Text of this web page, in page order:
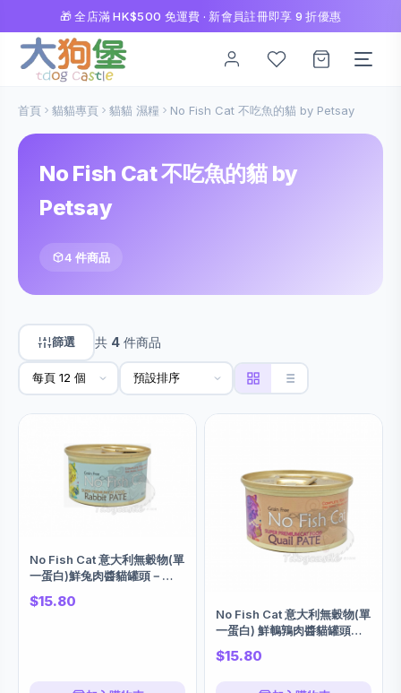
🎁 全店滿 HK$500 免運費 · 新會員註冊即享 9 折優惠
首頁 貓貓專頁 貓貓 濕糧 No Fish Cat 不吃魚的貓 by Petsay
No Fish Cat 不吃魚的貓 by
Petsay
4 件商品
篩選 共 4 件商品
No Fish Cat 意大利無穀物(單
一蛋白)鮮兔肉醬貓罐頭－
85G (請先查詢有無現貨, 這款
味道斷貨中)
$15.80
No Fish Cat 意大利無穀物(單
一蛋白) 鮮鵪鶉肉醬貓罐頭－
85G
$15.80